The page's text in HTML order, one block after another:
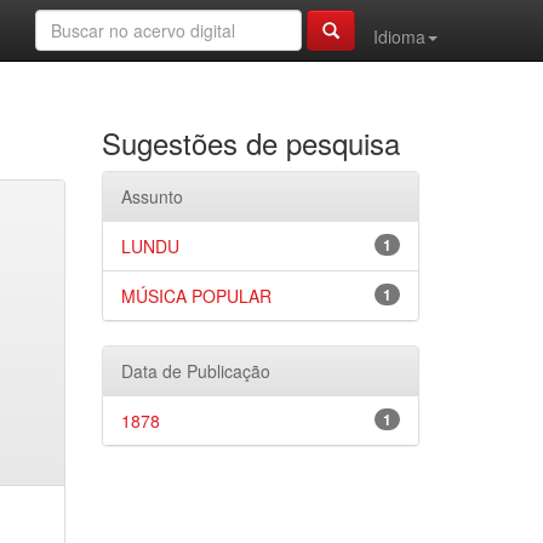
Idioma
Sugestões de pesquisa
Assunto
1
LUNDU
1
MÚSICA POPULAR
Data de Publicação
1
1878